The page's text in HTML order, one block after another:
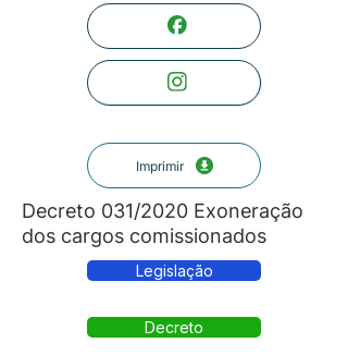
Imprimir
Decreto 031/2020 Exoneração
dos cargos comissionados
Legislação
Decreto